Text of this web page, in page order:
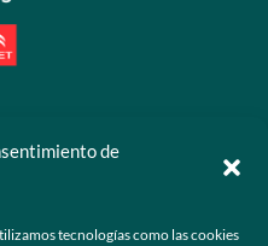
de
tecnologías como las cookies